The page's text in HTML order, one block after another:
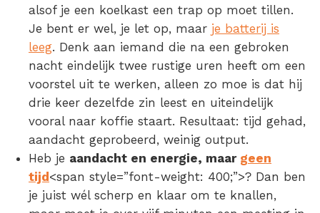
alsof je een koelkast een trap op moet tillen.
Je bent er wel, je let op, maar je batterij is
leeg. Denk aan iemand die na een gebroken
nacht eindelijk twee rustige uren heeft om een
voorstel uit te werken, alleen zo moe is dat hij
drie keer dezelfde zin leest en uiteindelijk
vooral naar koffie staart. Resultaat: tijd gehad,
aandacht geprobeerd, weinig output.
Heb je aandacht en energie, maar geen
tijd <span style=”font-weight: 400;”>? Dan ben
je juist wél scherp en klaar om te knallen,